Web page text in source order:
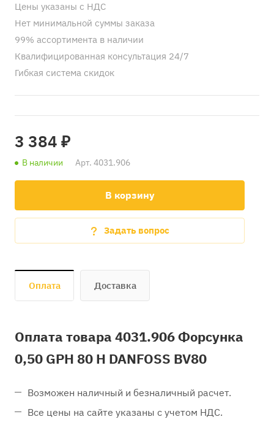
Цены указаны с НДС
Нет минимальной суммы заказа
99% ассортимента в наличии
Квалифицированная консультация 24/7
Гибкая система скидок
3 384 ₽
В наличии Арт. 4031.906
В корзину
Задать вопрос
Оплата Доставка
Оплата товара 4031.906 Форсунка
0,50 GPH 80 H DANFOSS BV80
Возможен наличный и безналичный расчет.
Все цены на сайте указаны с учетом НДС.